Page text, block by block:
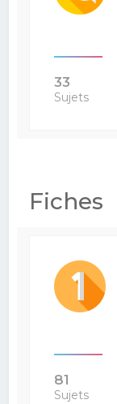
33
Sujets
Fiches
81
Sujets